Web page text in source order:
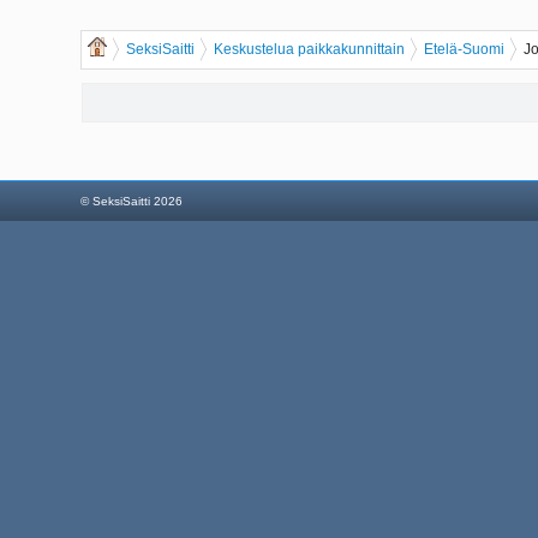
SeksiSaitti Keskustelua paikkakunnittain Etelä-Suomi
© SeksiSaitti 2026